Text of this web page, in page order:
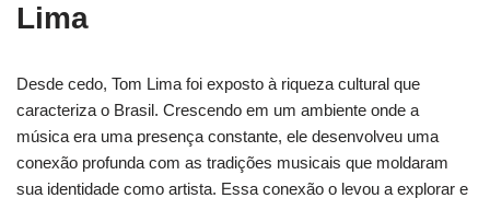
Lima
Desde cedo, Tom Lima foi exposto à riqueza cultural que
caracteriza o Brasil. Crescendo em um ambiente onde a
música era uma presença constante, ele desenvolveu uma
conexão profunda com as tradições musicais que moldaram
sua identidade como artista. Essa conexão o levou a explorar e